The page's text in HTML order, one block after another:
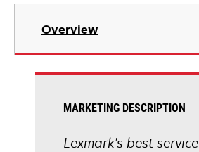
Overview
MARKETING DESCRIPTION
Lexmark's best service